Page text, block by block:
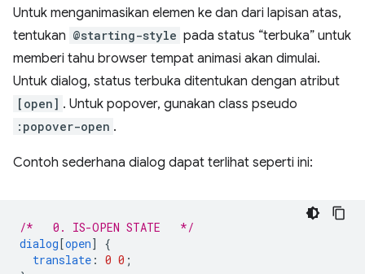
Untuk menganimasikan elemen ke dan dari lapisan atas,
tentukan @starting-style pada status “terbuka” untuk
memberi tahu browser tempat animasi akan dimulai.
Untuk dialog, status terbuka ditentukan dengan atribut
[open] . Untuk popover, gunakan class pseudo
:popover-open .
Contoh sederhana dialog dapat terlihat seperti ini:
/*   0. IS-OPEN STATE   */
dialog [open]
{
translate : 0 0 ;